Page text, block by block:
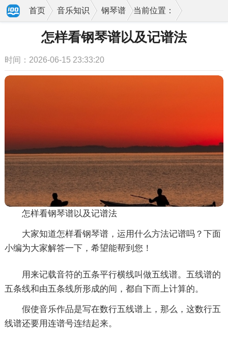
当前位置：
首页 音乐知识 钢琴谱
怎样看钢琴谱以及记谱法
时间：2026-06-15 23:33:20
怎样看钢琴谱以及记谱法
大家知道怎样看钢琴谱，运用什么方法记谱吗？下面
小编为大家解答一下，希望能帮到您！
用来记载音符的五条平行横线叫做五线谱。五线谱的
五条线和由五条线所形成的间，都自下而上计算的。
假使音乐作品是写在数行五线谱上，那么，这数行五
线谱还要用连谱号连结起来。